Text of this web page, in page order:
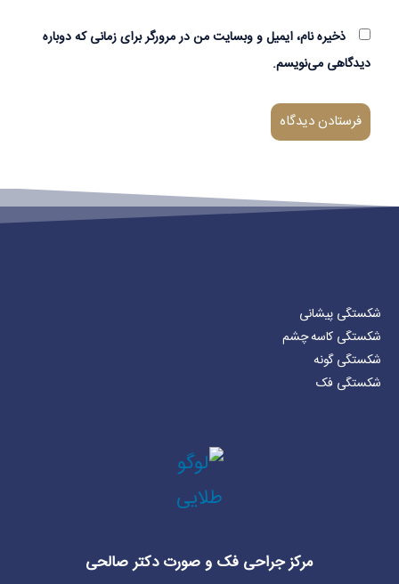
ذخیره نام، ایمیل و وبسایت من در مرورگر برای زمانی که دوباره
دیدگاهی می‌نویسم.
شکستگی پیشانی
شکستگی کاسه چشم
شکستگی گونه
شکستگی فک
مرکز جراحی فک و صورت دکتر صالحی